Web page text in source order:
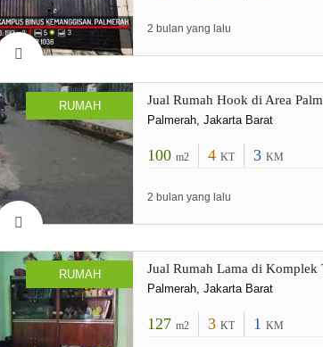
2 bulan yang lalu
RUMAH Jual Rumah Hook di Area
Palmerah, Jakarta Barat
100 m2 4 KT 3 KM
2 bulan yang lalu
RUMAH Jual Rumah Lama di Komplek
Palmerah, Jakarta Barat
127 m2 3 KT 1 KM